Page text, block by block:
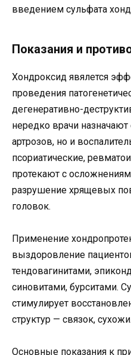
введением сульфата
Показания и
Хондроксид явялется
проведения
дегенеративно-
нередко врачи
артрозов, но и
псориатические,
протекают с
разрушение хрящевых
головок.
Применение
выздоровление
тендовагинитами,
синовитами, бурситами.
стимулирует
структур — связок,
Основные показания к